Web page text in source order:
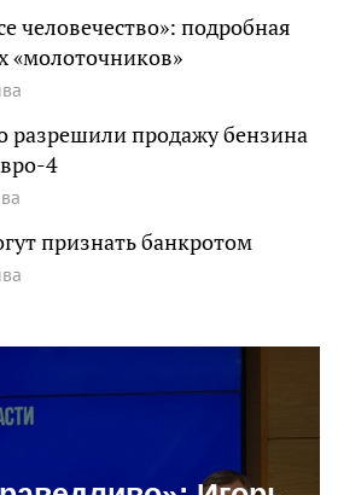
человечество»: подробная
«молоточников»
разрешили продажу бензина
4
признать банкротом